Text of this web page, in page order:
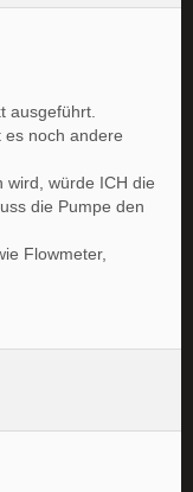
ausgeführt.
es noch andere
wird, würde ICH die
die Pumpe den
Flowmeter,